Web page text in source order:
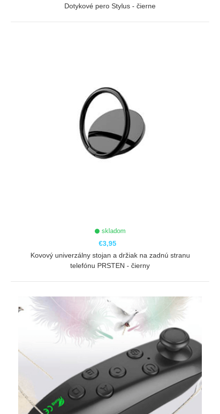
Dotykové pero Stylus - čierne
skladom
€3,95
Kovový univerzálny stojan a držiak na zadnú stranu
telefónu PRSTEN - čierny